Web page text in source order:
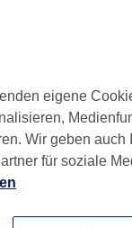
eigene
Wir geben auch
für soziale